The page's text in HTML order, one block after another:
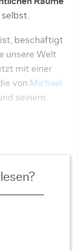
beschäftigt
unsere Welt
mit einer
von Michael
seinem